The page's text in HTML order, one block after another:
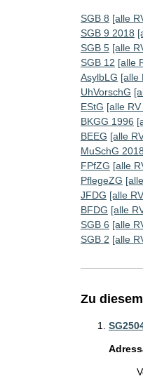
SGB 8 [alle
SGB 9 2018
SGB 5 [alle
SGB 12 [alle
AsylbLG [alle
UhVorschG
EStG [alle
BKGG 1996
BEEG [alle
MuSchG 2018
FPfZG [alle
PflegeZG
JFDG [alle
BFDG [alle
SGB 6 [alle
SGB 2 [alle
Zu